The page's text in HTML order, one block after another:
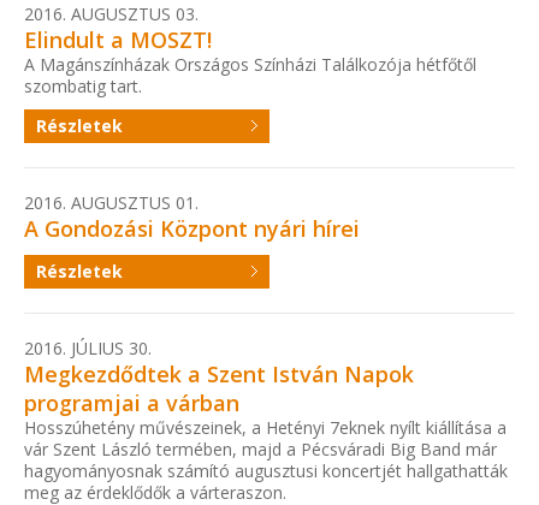
2016. AUGUSZTUS 03.
Elindult a MOSZT!
A Magánszínházak Országos Színházi Találkozója hétfőtől
szombatig tart.
Részletek
2016. AUGUSZTUS 01.
A Gondozási Központ nyári hírei
Részletek
2016. JÚLIUS 30.
Megkezdődtek a Szent István Napok
programjai a várban
Hosszúhetény művészeinek, a Hetényi 7eknek nyílt kiállítása a
vár Szent László termében, majd a Pécsváradi Big Band már
hagyományosnak számító augusztusi koncertjét hallgathatták
meg az érdeklődők a várteraszon.